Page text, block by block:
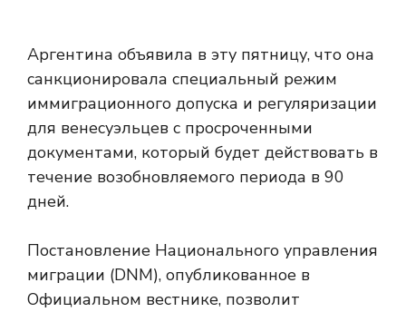
Аргентина объявила в эту пятницу, что она
санкционировала специальный режим
иммиграционного допуска и регуляризации
для венесуэльцев с просроченными
документами, который будет действовать в
течение возобновляемого периода в 90
дней.
Постановление Национального управления
миграции (DNM), опубликованное в
Официальном вестнике, позволит